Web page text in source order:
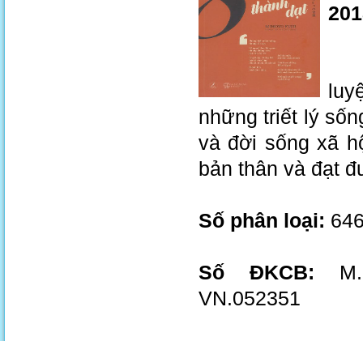
những triết lý
và đời sống xã
bản thân và đạt
Số phân loại:
Số ĐKCB:
VN.052351